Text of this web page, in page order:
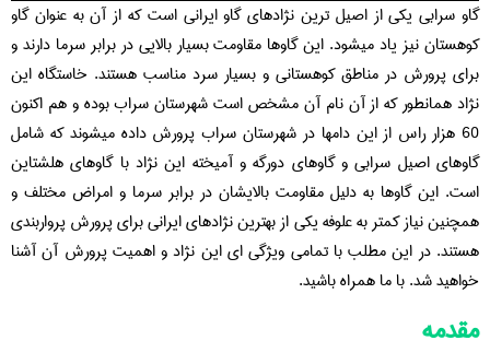
گاو سرابی یکی از اصیل ترین نژادهای گاو ایرانی است که از آن به عنوان گاو
کوهستان نیز یاد میشود. این گاوها مقاومت بسیار بالایی در برابر سرما دارند و
برای پرورش در مناطق کوهستانی و بسیار سرد مناسب هستند. خاستگاه این
نژاد همانطور که از آن نام آن مشخص است شهرستان سراب بوده و هم اکنون
60 هزار راس از این دامها در شهرستان سراب پرورش داده میشوند که شامل
گاوهای اصیل سرابی و گاوهای دورگه و آمیخته این نژاد با گاوهای هلشتاین
است. این گاوها به دلیل مقاومت بالایشان در برابر سرما و امراض مختلف و
همچنین نیاز کمتر به علوفه یکی از بهترین نژادهای ایرانی برای پرورش پرواربندی
هستند. در این مطلب با تمامی ویژگی ای این نژاد و اهمیت پرورش آن آشنا
خواهید شد. با ما همراه باشید.
مقدمه